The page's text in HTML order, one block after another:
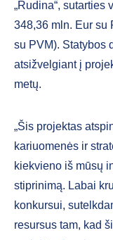
„Rudina“, sutarties
348,36 mln. Eur su
su PVM). Statybos
atsižvelgiant į
metų.
„Šis projektas
kariuomenės ir
kiekvieno iš mūsų
stiprinimą. Labai
konkursui,
resursus tam, kad